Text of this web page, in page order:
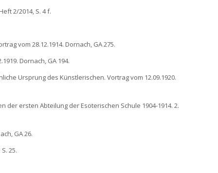
2/2014, S. 4 f.
vom 28.12.1914. Dornach, GA 275.
Dornach, GA 194.
Ursprung des Künstlerischen. Vortrag vom 12.09.1920.
der ersten Abteilung der Esoterischen Schule 1904-1914. 2.
GA 26.
25.